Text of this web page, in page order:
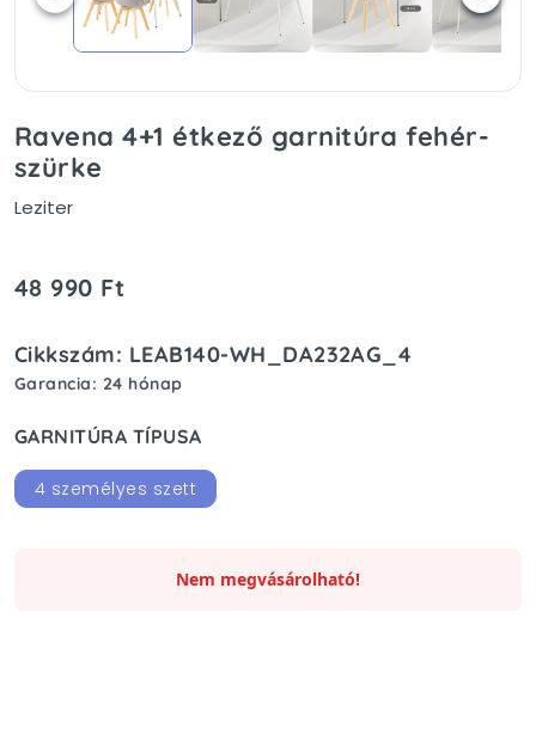
Ravena 4+1 étkező garnitúra fehér-
szürke
Leziter
48 990 Ft
Cikkszám: LEAB140-WH_DA232AG_4
Garancia: 24 hónap
GARNITÚRA TÍPUSA
4 személyes szett
Nem megvásárolható!